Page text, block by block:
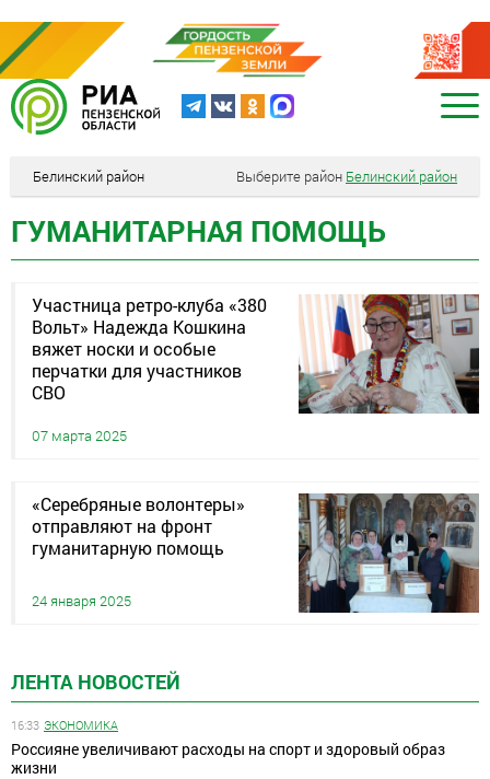
Белинский район Выберите район Белинский район
ЛЕНТА НОВОСТЕЙ
16:33 ЭКОНОМИКА
Россияне увеличивают расходы на спорт и здоровый образ
жизни
ГУМАНИТАРНАЯ ПОМОЩЬ
Участница ретро-клуба «380
Вольт» Надежда Кошкина
вяжет носки и особые
перчатки для участников
СВО
07 марта 2025
«Серебряные волонтеры»
отправляют на фронт
гуманитарную помощь
24 января 2025